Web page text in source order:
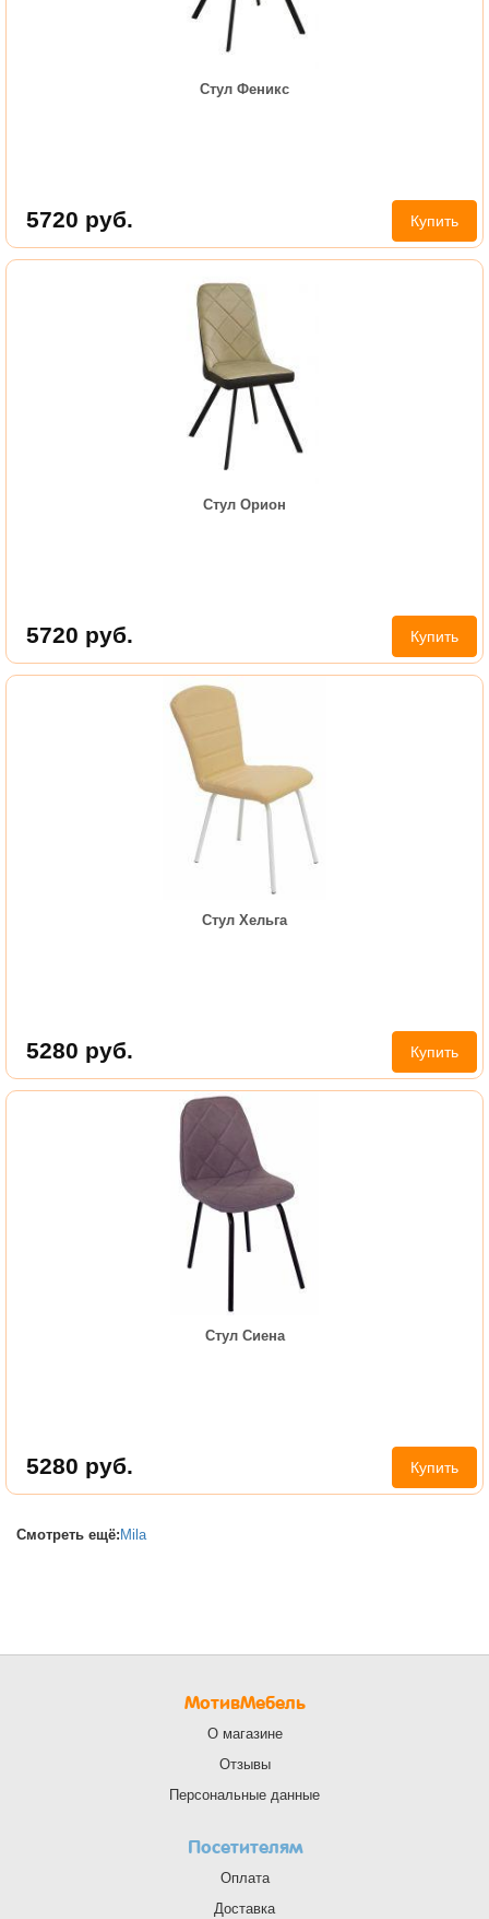
Стул Феникс
5720 руб. Купить
Стул Орион
5720 руб. Купить
Стул Хельга
5280 руб. Купить
Стул Сиена
5280 руб. Купить
Смотреть ещё: Mila
МотивМебель
О магазине
Отзывы
Персональные данные
Посетителям
Оплата
Доставка